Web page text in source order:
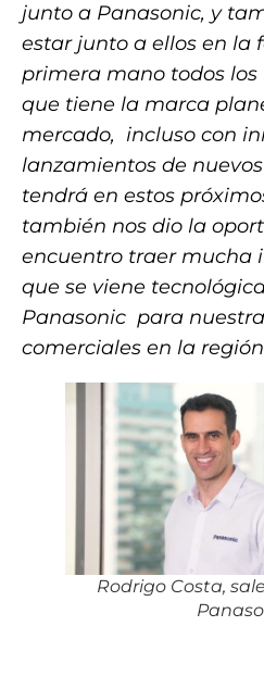
junto a Panasonic, y
estar junto a ellos en la
primera mano todos los
que tiene la marca
mercado, incluso con
lanzamientos de
tendrá en estos
también nos dio la
encuentro traer mucha
que se viene
Panasonic para
comerciales en la
Rodrigo Costa,